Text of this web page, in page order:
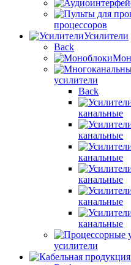
процессоров
Усилители
Back
усилители
Back
канальные
канальные
канальные
канальные
канальные
канальные
усилители